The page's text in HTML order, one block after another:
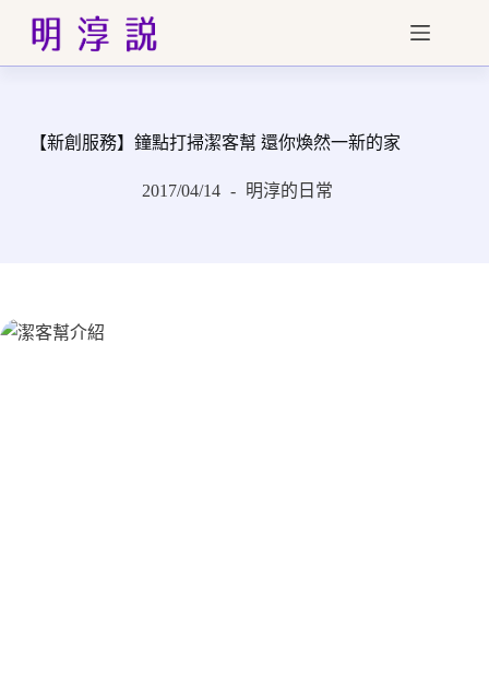
主
【新創服務】鐘點打掃潔客幫 還你煥然一新的家
2017/04/14 明淳的日常